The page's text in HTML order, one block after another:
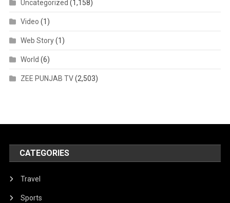
Uncategorized (1,158)
Video (1)
Web Story(1)
World (6)
ZEE PUNJAB TV(2,503)
CATEGORIES
Travel
Sports